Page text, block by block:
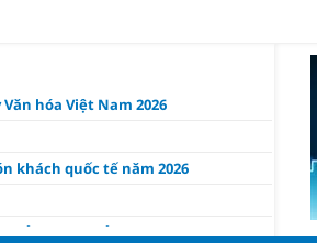
hóa Việt Nam 2026
khách quốc tế năm 2026
sở hữu nhà ở